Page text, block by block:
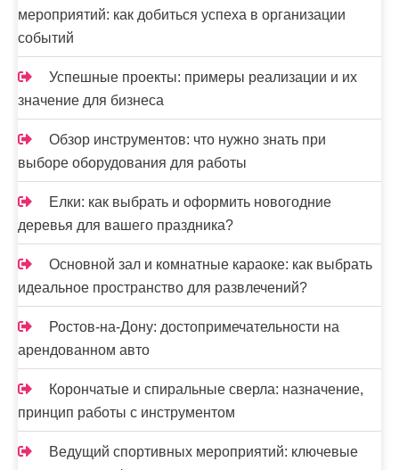
мероприятий: как добиться успеха в организации
событий
Успешные проекты: примеры реализации и их
значение для бизнеса
Обзор инструментов: что нужно знать при
выборе оборудования для работы
Елки: как выбрать и оформить новогодние
деревья для вашего праздника?
Основной зал и комнатные караоке: как выбрать
идеальное пространство для развлечений?
Ростов-на-Дону: достопримечательности на
арендованном авто
Корончатые и спиральные сверла: назначение,
принцип работы с инструментом
Ведущий спортивных мероприятий: ключевые